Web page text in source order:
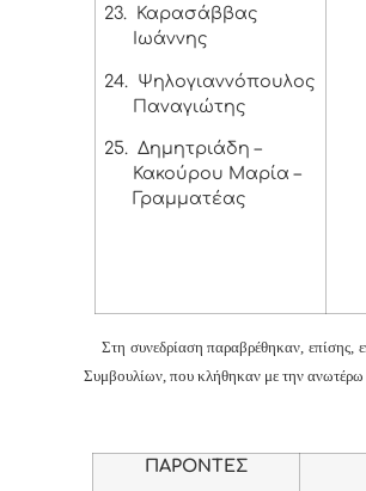
23.
Καρασάββας
Ιωάννης
24.
Ψηλογιαννόπουλος
Παναγιώτης
25. Δημητριάδη –
Κακούρου Μαρία –
Γραμματέας
Στη συνεδρίαση παραβρέθηκαν, επίσης,
Συμβουλίων, που κλήθηκαν με την
ΠΑΡΟΝΤΕΣ